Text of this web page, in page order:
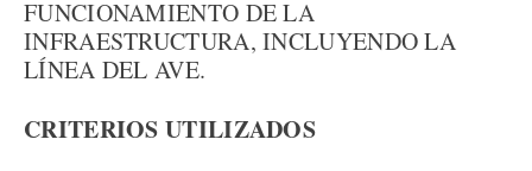
FUNCIONAMIENTO DE LA
INFRAESTRUCTURA, INCLUYENDO LA
LÍNEA DEL AVE.
CRITERIOS UTILIZADOS